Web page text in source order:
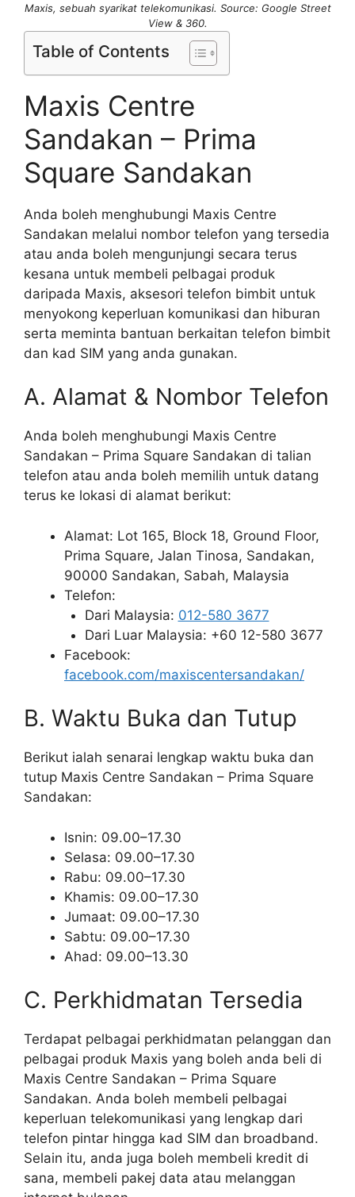
Maxis, sebuah syarikat telekomunikasi. Source: Google Street
View & 360.
Table of Contents
Maxis Centre
Sandakan – Prima
Square Sandakan
Anda boleh menghubungi Maxis Centre
Sandakan melalui nombor telefon yang tersedia
atau anda boleh mengunjungi secara terus
kesana untuk membeli pelbagai produk
daripada Maxis, aksesori telefon bimbit untuk
menyokong keperluan komunikasi dan hiburan
serta meminta bantuan berkaitan telefon bimbit
dan kad SIM yang anda gunakan.
A. Alamat & Nombor Telefon
Anda boleh menghubungi Maxis Centre
Sandakan – Prima Square Sandakan di talian
telefon atau anda boleh memilih untuk datang
terus ke lokasi di alamat berikut:
Alamat: Lot 165, Block 18, Ground Floor,
Prima Square, Jalan Tinosa, Sandakan,
90000 Sandakan, Sabah, Malaysia
Telefon:
Dari Malaysia: 012-580 3677
Dari Luar Malaysia: +60 12-580 3677
Facebook:
facebook.com/maxiscentersandakan/
B. Waktu Buka dan Tutup
Berikut ialah senarai lengkap waktu buka dan
tutup Maxis Centre Sandakan – Prima Square
Sandakan:
Isnin: 09.00–17.30
Selasa: 09.00–17.30
Rabu: 09.00–17.30
Khamis: 09.00–17.30
Jumaat: 09.00–17.30
Sabtu: 09.00–17.30
Ahad: 09.00–13.30
C. Perkhidmatan Tersedia
Terdapat pelbagai perkhidmatan pelanggan dan
pelbagai produk Maxis yang boleh anda beli di
Maxis Centre Sandakan – Prima Square
Sandakan. Anda boleh membeli pelbagai
keperluan telekomunikasi yang lengkap dari
telefon pintar hingga kad SIM dan broadband.
Selain itu, anda juga boleh membeli kredit di
sana, membeli pakej data atau melanggan